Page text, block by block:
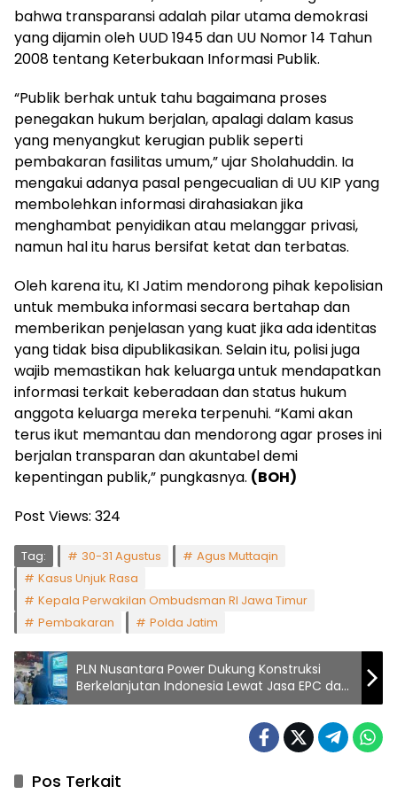
bahwa transparansi adalah pilar utama demokrasi
yang dijamin oleh UUD 1945 dan UU Nomor 14 Tahun
2008 tentang Keterbukaan Informasi Publik.
“Publik berhak untuk tahu bagaimana proses
penegakan hukum berjalan, apalagi dalam kasus
yang menyangkut kerugian publik seperti
pembakaran fasilitas umum,” ujar Sholahuddin. Ia
mengakui adanya pasal pengecualian di UU KIP yang
membolehkan informasi dirahasiakan jika
menghambat penyidikan atau melanggar privasi,
namun hal itu harus bersifat ketat dan terbatas.
Oleh karena itu, KI Jatim mendorong pihak kepolisian
untuk membuka informasi secara bertahap dan
memberikan penjelasan yang kuat jika ada identitas
yang tidak bisa dipublikasikan. Selain itu, polisi juga
wajib memastikan hak keluarga untuk mendapatkan
informasi terkait keberadaan dan status hukum
anggota keluarga mereka terpenuhi. “Kami akan
terus ikut memantau dan mendorong agar proses ini
berjalan transparan dan akuntabel demi
kepentingan publik,” pungkasnya. (BOH)
Post Views: 324
Tag: 30-31 Agustus
Agus Muttaqin
Kasus Unjuk Rasa
Kepala Perwakilan Ombudsman RI Jawa Timur
Pembakaran
Polda Jatim
PLN Nusantara Power Dukung Konstruksi
Berkelanjutan Indonesia Lewat Jasa EPC dan
Pemanfaatan FABA
Pos Terkait